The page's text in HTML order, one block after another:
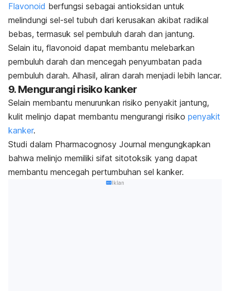
Flavonoid berfungsi sebagai antioksidan untuk
melindungi sel-sel tubuh dari kerusakan akibat radikal
bebas, termasuk sel pembuluh darah dan jantung.
Selain itu, flavonoid dapat membantu melebarkan
pembuluh darah dan mencegah penyumbatan pada
pembuluh darah. Alhasil, aliran darah menjadi lebih lancar.
9. Mengurangi risiko kanker
Selain membantu menurunkan risiko penyakit jantung,
kulit melinjo dapat membantu mengurangi risiko penyakit
kanker.
Studi dalam Pharmacognosy Journal mengungkapkan
bahwa melinjo memiliki sifat sitotoksik yang dapat
membantu mencegah pertumbuhan sel kanker.
Iklan